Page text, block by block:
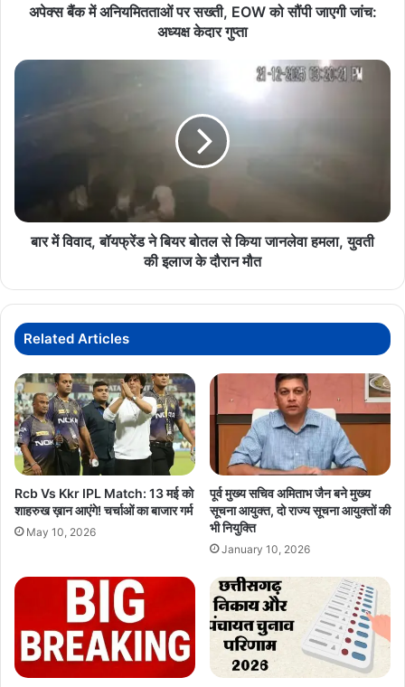
JewelleryShopTheft Nawapara
Rajim
जाएगी
केदार
अपेक्स बैंक में अनियमितताओं पर सख्ती, EOW को सौंपी जाएगी जांच:
अध्यक्ष केदार गुप्ता
बार
किया
जानलेवा
के
दौरान
मौत
बार में विवाद, बॉयफ्रेंड ने बियर बोतल से किया जानलेवा हमला, युवती
की इलाज के दौरान मौत
Related Articles
Rcb Vs Kkr IPL Match: 13 मई को
शाहरुख ख़ान आएंगे! चर्चाओं का बाजार गर्म
May 10, 2026
पूर्व मुख्य सचिव अमिताभ जैन बने मुख्य
सूचना आयुक्त, दो राज्य सूचना आयुक्तों की
भी नियुक्ति
January 10, 2026